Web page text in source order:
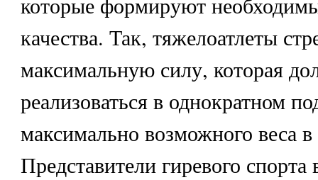
качества. Так, тяжелоатлеты
максимальную силу, которая
реализоваться в однократном
максимально возможного веса
Представители гиревого спорта